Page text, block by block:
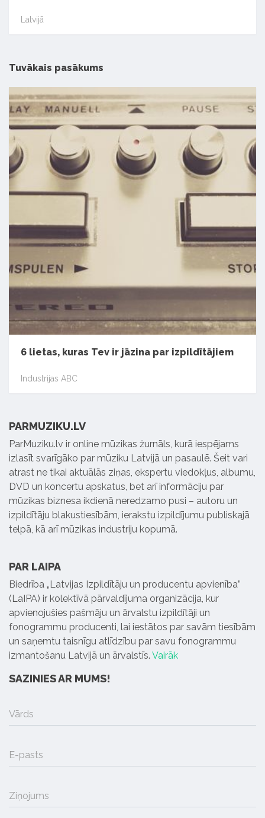
Latvijā
Tuvākais pasākums
6 lietas, kuras Tev ir jāzina par izpildītājiem
Industrijas ABC
PARMUZIKU.LV
ParMuziku.lv ir online mūzikas žurnāls, kurā iespējams
izlasīt svarīgāko par mūziku Latvijā un pasaulē. Šeit vari
atrast ne tikai aktuālās ziņas, ekspertu viedokļus, albumu,
DVD un koncertu apskatus, bet arī informāciju par
mūzikas biznesa ikdienā neredzamo pusi – autoru un
izpildītāju blakustiesībām, ierakstu izpildījumu publiskajā
telpā, kā arī mūzikas industriju kopumā.
PAR LAIPA
Biedrība „Latvijas Izpildītāju un producentu apvienība”
(LaIPA) ir kolektīvā pārvaldījuma organizācija, kur
apvienojušies pašmāju un ārvalstu izpildītāji un
fonogrammu producenti, lai iestātos par savām tiesībām
un saņemtu taisnīgu atlīdzību par savu fonogrammu
izmantošanu Latvijā un ārvalstīs. Vairāk
SAZINIES AR MUMS!
Vārds
E-pasts
Ziņojums